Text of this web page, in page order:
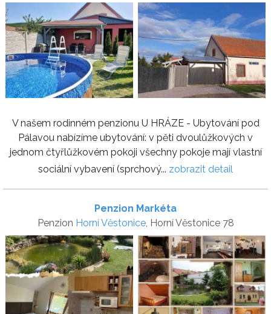
V našem rodinném penzionu U HRÁZE - Ubytování pod
Pálavou nabízíme ubytování: v pěti dvoulůžkových v
jednom čtyřlůžkovém pokoji všechny pokoje mají vlastní
sociální vybavení (sprchový... zobrazit detail
Penzion Markéta
Penzion Horní Věstonice, Horní Věstonice 78